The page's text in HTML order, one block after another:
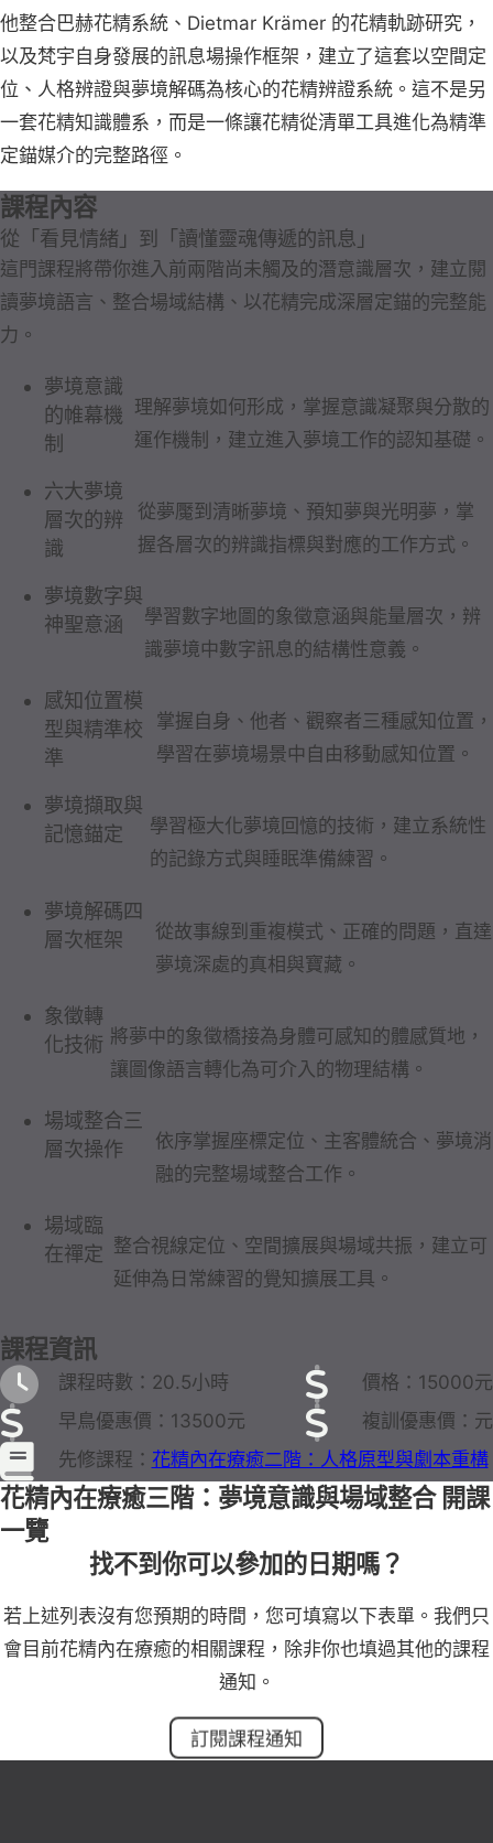
他整合巴赫花精系統、Dietmar Krämer 的花精軌跡研究，
以及梵宇自身發展的訊息場操作框架，建立了這套以空間定
位、人格辨證與夢境解碼為核心的花精辨證系統。這不是另
一套花精知識體系，而是一條讓花精從清單工具進化為精準
定錨媒介的完整路徑。
課程內容
從「看見情緒」到「讀懂靈魂傳遞的訊息」
這門課程將帶你進入前兩階尚未觸及的潛意識層次，建立閱
讀夢境語言、整合場域結構、以花精完成深層定錨的完整能
力。
夢境意識
的帷幕機
制
理解夢境如何形成，掌握意識凝聚與分散的
運作機制，建立進入夢境工作的認知基礎。
六大夢境
層次的辨
識
從夢魘到清晰夢境、預知夢與光明夢，掌
握各層次的辨識指標與對應的工作方式。
夢境數字與
神聖意涵
學習數字地圖的象徵意涵與能量層次，辨
識夢境中數字訊息的結構性意義。
感知位置模
型與精準校
準
掌握自身、他者、觀察者三種感知位置，
學習在夢境場景中自由移動感知位置。
夢境擷取與
記憶錨定
學習極大化夢境回憶的技術，建立系統性
的記錄方式與睡眠準備練習。
夢境解碼四
層次框架
從故事線到重複模式、正確的問題，直達
夢境深處的真相與寶藏。
象徵轉
化技術 將夢中的象徵橋接為身體可感知的體感質地，
讓圖像語言轉化為可介入的物理結構。
場域整合三
層次操作
依序掌握座標定位、主客體統合、夢境消
融的完整場域整合工作。
場域臨
在禪定 整合視線定位、空間擴展與場域共振，建立可
延伸為日常練習的覺知擴展工具。
課程資訊
課程時數：20.5小時
價格：15000元
早鳥優惠價：13500元
複訓優惠價：元
先修課程： 花精內在療癒二階：人格原型與劇本重構
花精內在療癒三階：夢境意識與場域整合 開課
一覽
找不到你可以參加的日期嗎？
若上述列表沒有您預期的時間，您可填寫以下表單。我們只
會目前花精內在療癒的相關課程，除非你也填過其他的課程
通知。
訂閱課程通知